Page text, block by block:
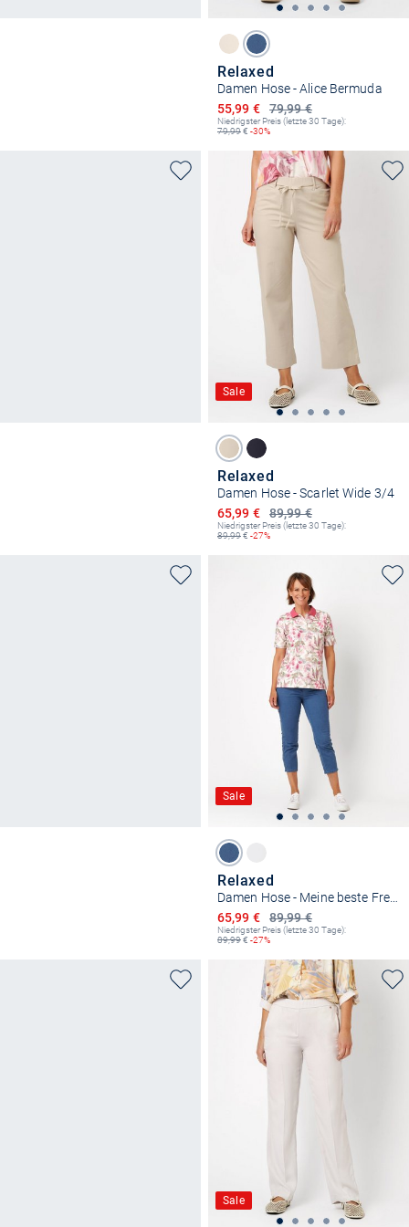
Relaxed
Damen Hose - Alice Bermuda
79,99 €
Ermäßigter Preis
55,99 €
Niedrigster Preis (letzte 30 Tage):
79,99€ -30%
Sale
Relaxed
Damen Hose - Scarlet Wide 3/4
89,99 €
Ermäßigter Preis
65,99 €
Niedrigster Preis (letzte 30 Tage):
89,99€ -27%
Sale
Relaxed
Damen Hose - Meine beste Freundin 3/4
89,99 €
Ermäßigter Preis
65,99 €
Niedrigster Preis (letzte 30 Tage):
89,99€ -27%
Sale